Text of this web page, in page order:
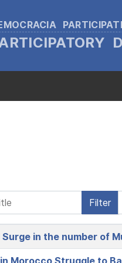
Filter
Surge in the number of
Morocco Struggle to